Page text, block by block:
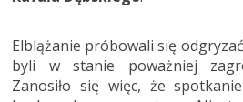
Elblążanie próbowali się
byli w stanie poważniej
Zanosiło się więc, że